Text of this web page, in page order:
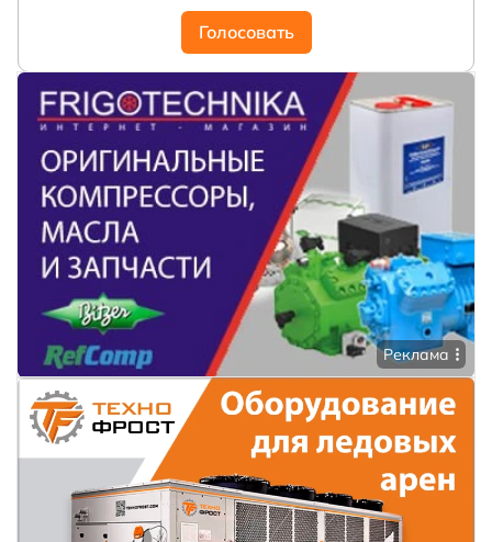
Голосовать
Реклама